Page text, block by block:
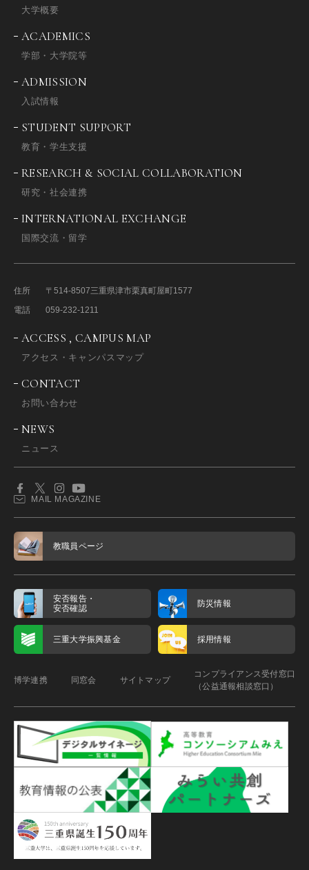
大学概要
ACADEMICS
学部・大学院等
ADMISSION
入試情報
STUDENT SUPPORT
教育・学生支援
RESEARCH & SOCIAL COLLABORATION
研究・社会連携
INTERNATIONAL EXCHANGE
国際交流・留学
住所 〒514-8507三重県津市栗真町屋町1577
電話
059-232-1211
ACCESS , CAMPUS MAP
アクセス・キャンパスマップ
CONTACT
お問い合わせ
NEWS
ニュース
MAIL MAGAZINE
教職員ページ
安否報告・
安否確認
防災情報
三重大学振興基金 採用情報
博学連携 同窓会 サイトマップ
コンプライアンス受付窓口
（公益通報相談窓口）